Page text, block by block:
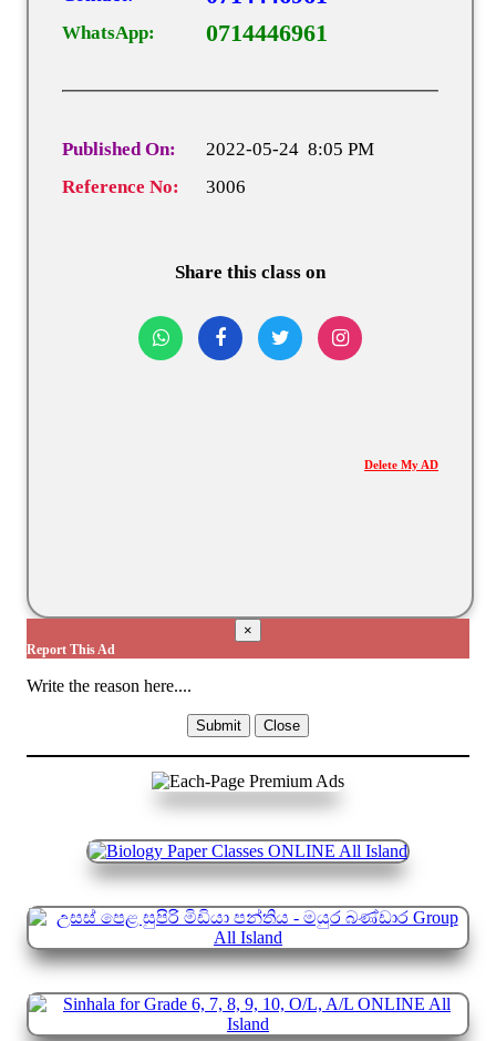
WhatsApp: 0714446961
Published On:
2022-05-24 8:05 PM
Reference No:
3006
Share this class on
Delete My AD
×
Report This Ad
Write the reason here....
Submit Close